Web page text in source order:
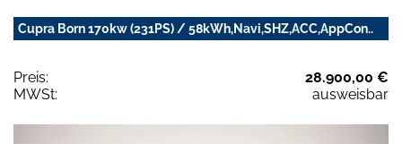
Cupra Born 170kw (231PS) / 58kWh,Navi,SHZ,ACC,AppCon..
Preis:
28.900,00 €
MWSt:
ausweisbar